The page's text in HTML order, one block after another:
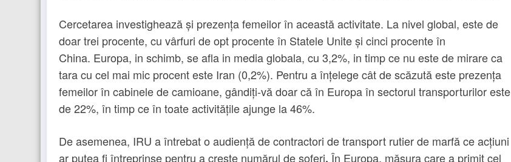
Cercetarea investighează și prezența femeilor în această activitate. La nivel global, este de
doar trei procente, cu vârfuri de opt procente în Statele Unite și cinci procente în
China. Europa, in schimb, se afla in media globala, cu 3,2%, in timp ce nu este de mirare ca
tara cu cel mai mic procent este Iran (0,2%). Pentru a înțelege cât de scăzută este prezența
femeilor în cabinele de camioane, gândiți-vă doar că în Europa în sectorul transporturilor este
de 22%, în timp ce în toate activitățile ajunge la 46%.
De asemenea, IRU a întrebat o audiență de contractori de transport rutier de marfă ce acțiuni
ar putea fi întreprinse pentru a crește numărul de șoferi. În Europa, măsura care a primit cel